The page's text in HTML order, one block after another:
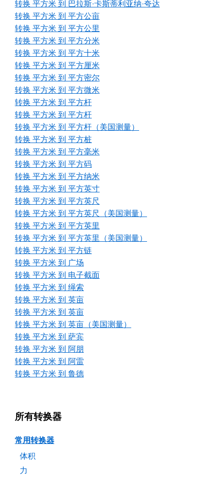
转换 平方米 到 巴拉斯·卡斯蒂利亚纳·夸达
转换 平方米 到 平方公亩
转换 平方米 到 平方公里
转换 平方米 到 平方分米
转换 平方米 到 平方十米
转换 平方米 到 平方厘米
转换 平方米 到 平方密尔
转换 平方米 到 平方微米
转换 平方米 到 平方杆
转换 平方米 到 平方杆
转换 平方米 到 平方杆（美国测量）
转换 平方米 到 平方桩
转换 平方米 到 平方毫米
转换 平方米 到 平方码
转换 平方米 到 平方纳米
转换 平方米 到 平方英寸
转换 平方米 到 平方英尺
转换 平方米 到 平方英尺（美国测量）
转换 平方米 到 平方英里
转换 平方米 到 平方英里（美国测量）
转换 平方米 到 平方链
转换 平方米 到 广场
转换 平方米 到 电子截面
转换 平方米 到 绳索
转换 平方米 到 英亩
转换 平方米 到 英亩
转换 平方米 到 英亩（美国测量）
转换 平方米 到 萨宾
转换 平方米 到 阿朋
转换 平方米 到 阿雷
转换 平方米 到 鲁德
所有转换器
常用转换器
体积
力